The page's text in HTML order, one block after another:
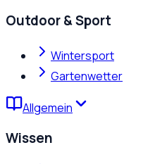
Outdoor & Sport
Wintersport
Gartenwetter
Allgemein
Wissen